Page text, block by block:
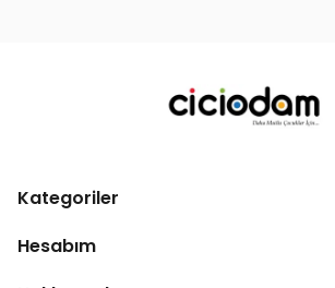
Kategoriler
Hesabım